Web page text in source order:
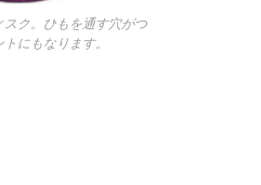
スク。ひもを通す穴がつ
にもなります。